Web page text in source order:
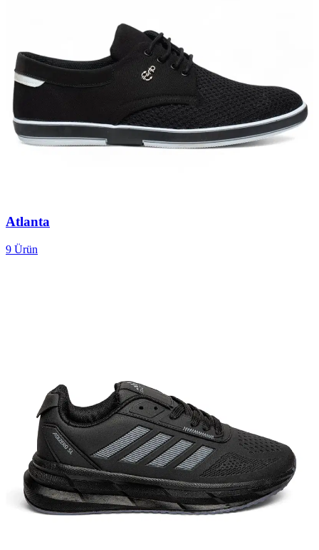
Atlanta
9 Ürün